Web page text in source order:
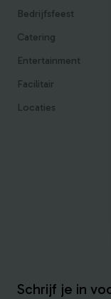
Bedrijfsfeest
Catering
Entertainment
Facilitair
Locaties
Schrijf je in